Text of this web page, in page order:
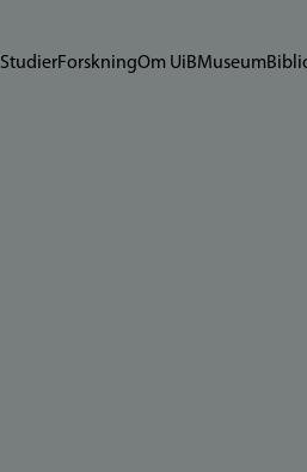
StudierForskningOm UiBMuseum